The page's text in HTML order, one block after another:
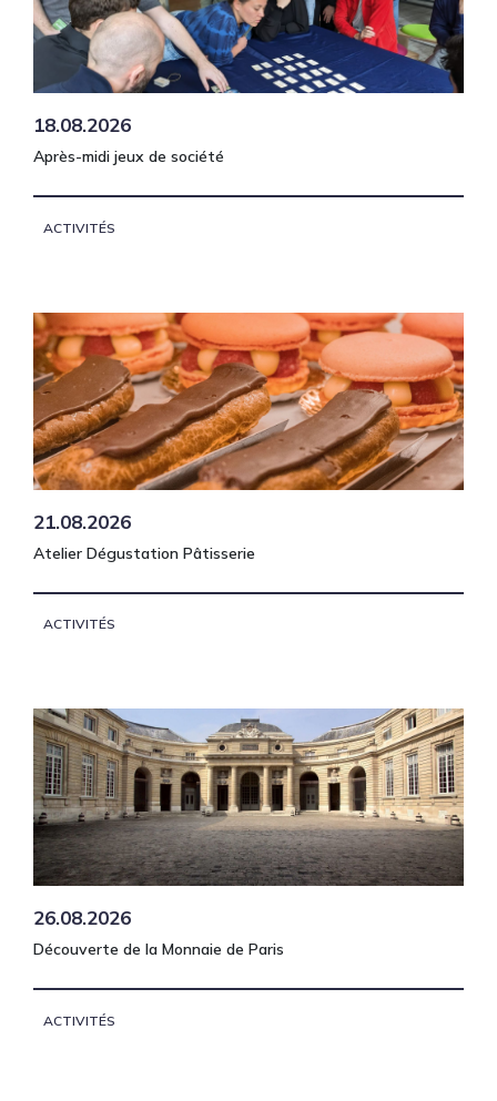
18.08.2026
Après-midi jeux de société
ACTIVITÉS
21.08.2026
Atelier Dégustation Pâtisserie
ACTIVITÉS
26.08.2026
Découverte de la Monnaie de Paris
ACTIVITÉS